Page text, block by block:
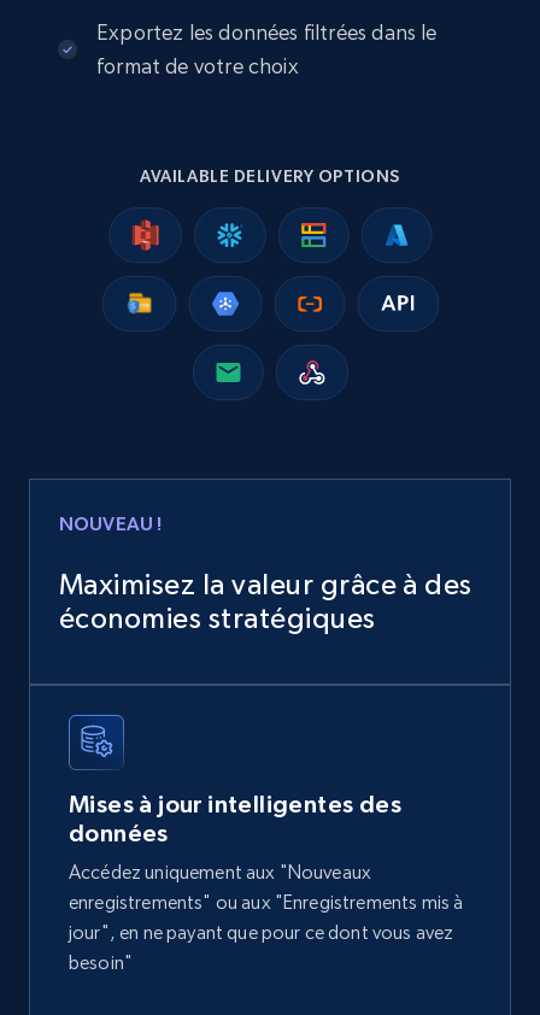
2.5K+ 359+ Buy Now
Rating, Reviews count, Images, Variations, and
eCommerce
202+
Sku, Product id, Product name, Manufacturer,
and more.
2.1K+
Amazon products global dataset
Title, Seller name, Brand, Description, Initial
price, Currency, Availability, Reviews count, and
more.
Exportez les données filtrées dans le
format de votre choix
AVAILABLE DELIVERY OPTIONS
NOUVEAU !
Maximisez la valeur grâce à des
économies stratégiques
Mises à jour intelligentes des
données
Accédez uniquement aux "Nouveaux
enregistrements" ou aux "Enregistrements mis à
jour", en ne payant que pour ce dont vous avez
besoin"